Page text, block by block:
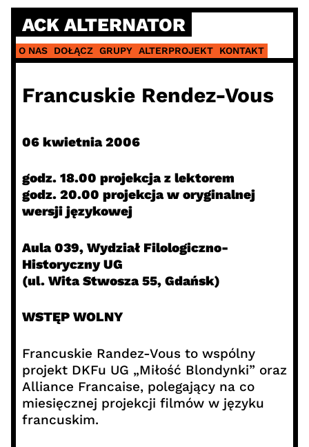
Skip
content
ACK ALTERNATOR
O NAS DOŁĄCZ GRUPY ALTERPROJEKT KONTAKT
Francuskie Rendez-Vous
06 kwietnia 2006
godz. 18.00 projekcja z lektorem
godz. 20.00 projekcja w oryginalnej
wersji językowej
Aula 039, Wydział Filologiczno-
Historyczny UG
(ul. Wita Stwosza 55, Gdańsk)
WSTĘP WOLNY
Francuskie Randez-Vous to wspólny
projekt DKFu UG „Miłość Blondynki” oraz
Alliance Francaise, polegający na co
miesięcznej projekcji filmów w języku
francuskim.